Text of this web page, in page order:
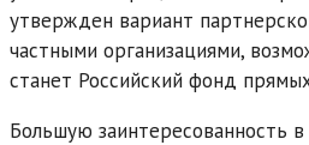
утвержден вариант
частными организациями,
станет Российский фонд
Большую заинтересованность в